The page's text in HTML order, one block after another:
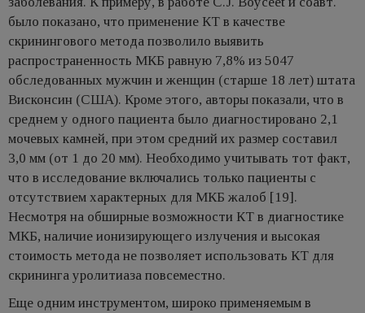
было показано, что применение КТ в качестве
скринингового метода позволило выявить
распространенность МКБ равную 7,8% из 5047
обследованных мужчин и женщин (старше 18 лет) штата
Висконсин (США). Кроме этого, авторы показали, что в
среднем у одного пациента было диагностировано 2,1
мочевых камней, при этом средний их размер составил
3,0 мм (от 1 до 20 мм). Необходимо учитывать тот факт,
что в исследование включались только пациенты с
отсутствием характерных для МКБ жалоб [19].
Несмотря на обширные возможности КТ в диагностике
МКБ, наличие ионизирующего излучения и высокая
стоимость метода не позволяет использовать КТ для
скрининга уролитиаза повсеместно.
Еще одним инструментом, широко применяемым в